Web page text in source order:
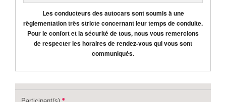
Les conducteurs des autocars sont soumis à une
règlementation très stricte concernant leur temps de conduite.
Pour le confort et la sécurité de tous, nous vous remercions
de respecter les horaires de rendez-vous qui vous sont
communiqués.